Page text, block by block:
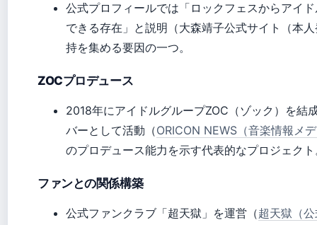
公式プロフィールでは「ロックフェスからアイ
できる存在」と説明（大森靖子公式サイト（本
持を集める要因の一つ。
ZOCプロデュース
2018年にアイドルグループZOC（ゾック）を結
バーとして活動（ORICON NEWS（音楽情報メ
のプロデュース能力を示す代表的なプロジェク
ファンとの関係構築
公式ファンクラブ「超天獄」を運営（超天獄（